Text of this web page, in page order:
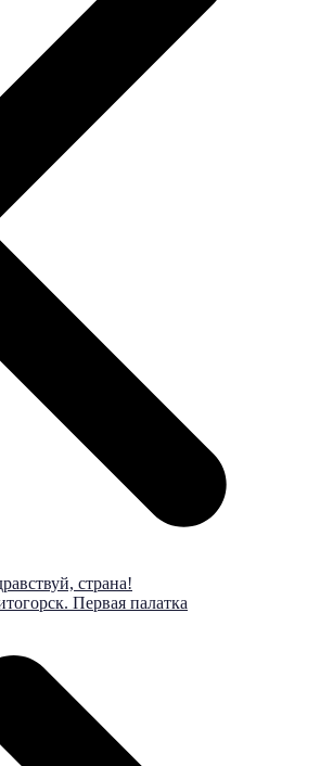
страна!
Первая палатка